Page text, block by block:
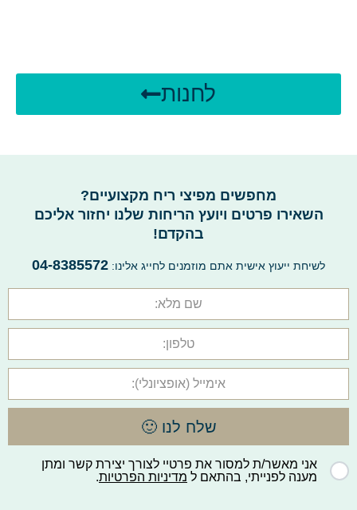
לחנות
מחפשים מפיצי ריח מקצועיים?
השאירו פרטים ויועץ הריחות שלנו יחזור אליכם
בהקדם!
לשיחת ייעוץ אישית אתם מוזמנים לחייג אלינו: 04-8385572
אני מאשר/ת למסור את פרטיי לצורך יצירת קשר ומתן
מענה לפנייתי, בהתאם ל מדיניות הפרטיות.
שלח לנו 🙂